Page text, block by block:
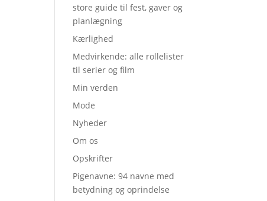
store guide til fest, gaver og
planlægning
Kærlighed
Medvirkende: alle rollelister
til serier og film
Min verden
Mode
Nyheder
Om os
Opskrifter
Pigenavne: 94 navne med
betydning og oprindelse